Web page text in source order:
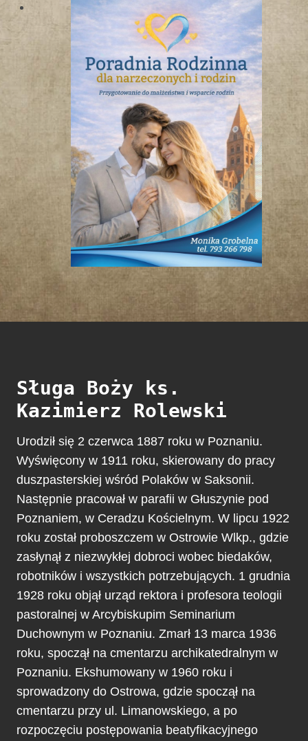
Sługa Boży ks.
Kazimierz Rolewski
Urodził się 2 czerwca 1887 roku w Poznaniu.
Wyświęcony w 1911 roku, skierowany do pracy
duszpasterskiej wśród Polaków w Saksonii.
Następnie pracował w parafii w Głuszynie pod
Poznaniem, w Ceradzu Kościelnym. W lipcu 1922
roku został proboszczem w Ostrowie Wlkp., gdzie
zasłynął z niezwykłej dobroci wobec biedaków,
robotników i wszystkich potrzebujących. 1 grudnia
1928 roku objął urząd rektora i profesora teologii
pastoralnej w Arcybiskupim Seminarium
Duchownym w Poznaniu. Zmarł 13 marca 1936
roku, spoczął na cmentarzu archikatedralnym w
Poznaniu. Ekshumowany w 1960 roku i
sprowadzony do Ostrowa, gdzie spoczął na
cmentarzu przy ul. Limanowskiego, a po
rozpoczęciu postępowania beatyfikacyjnego